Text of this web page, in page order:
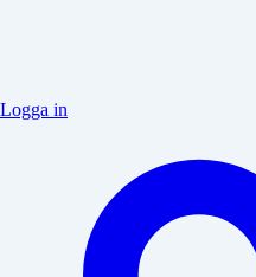
Logga in